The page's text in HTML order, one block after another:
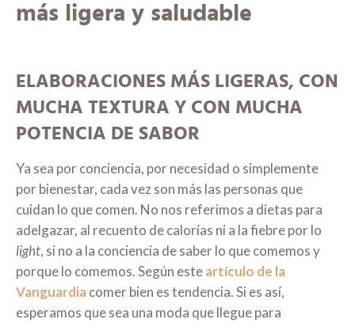
más ligera y saludable
ELABORACIONES MÁS LIGERAS, CON
MUCHA TEXTURA Y CON MUCHA
POTENCIA DE SABOR
Ya sea por conciencia, por necesidad o simplemente
por bienestar, cada vez son más las personas que
cuidan lo que comen. No nos referimos a dietas para
adelgazar, al recuento de calorías ni a la fiebre por lo
light, si no a la conciencia de saber lo que comemos y
porque lo comemos. Según esteartículo de la
Vanguardia comer bien es tendencia. Si es así,
esperamos que sea una moda que llegue para